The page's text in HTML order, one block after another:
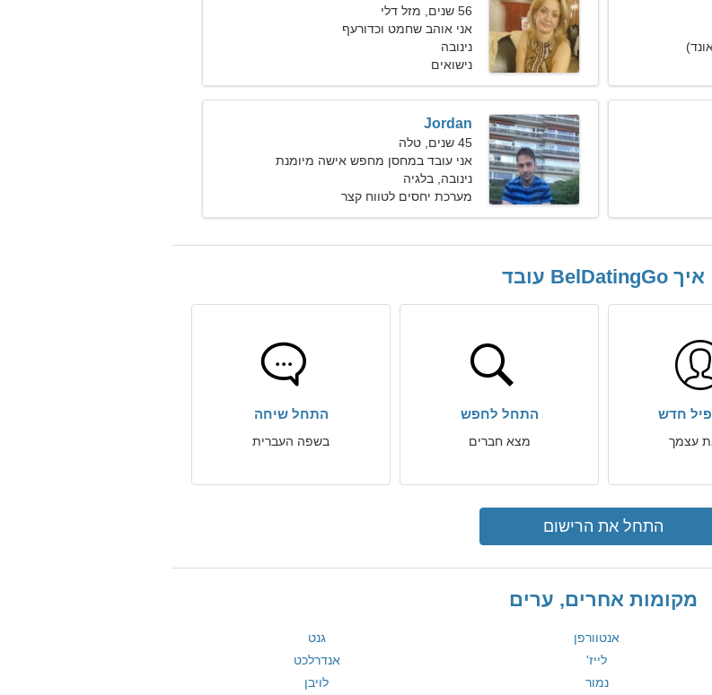
56 שנים, מזל דלי
אני אוהב שחמט וכדורעף
נינובה
נישואים
Jordan
45 שנים, טלה
אני עובד במחסן מחפש אישה מיומנת
נינובה, בלגיה
מערכת יחסים לטווח קצר
איך BelDatingGo עובד
חדש
עצמך
התחל לחפש
מצא חברים
התחל שיחה
בשפה העברית
התחל את הרישום
מקומות אחרים, ערים
אנטוורפן
גנט
לייז'
אנדרלכט
נמור לויבן